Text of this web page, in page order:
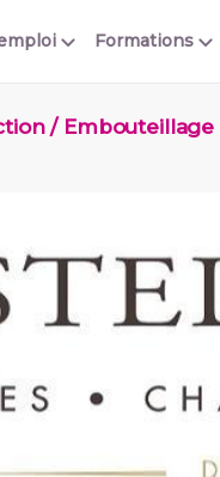
Formations
/ Embouteillage